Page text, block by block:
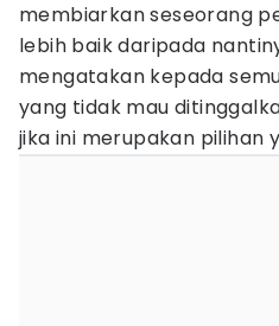
membiarkan seseorang
lebih baik daripada
mengatakan kepada
yang tidak mau
jika ini merupakan pilihan